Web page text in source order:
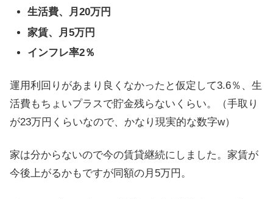
生活費、月20万円
家賃、月5万円
インフレ率2％
運用利回りがあまり良くなかったと仮定して3.6％、生
活費もちょいプラスで貯金残らないくらい。（手取り
が23万円くらいなので、かなり現実的な数字w）
家は分からないので今の賃貸継続にしました。家賃が
今後上がるかもですが同額の月5万円。